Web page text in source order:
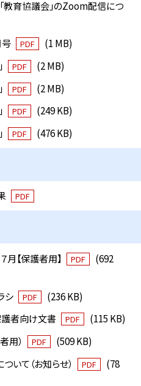
育協議会」のZoom配信につ
PDF
(1 MB)
PDF
(2 MB)
PDF
(2 MB)
PDF
(249 KB)
PDF (476 KB)
PDF
【保護者用】 PDF
(692
シ
PDF
(236 KB)
護者向け文書
PDF
(115 KB)
用）
PDF
(509 KB)
いて（お知らせ）
PDF
(78